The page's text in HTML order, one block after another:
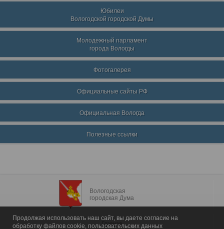
Юбилеи
Вологодской городской Думы
Молодежный парламент
города Вологды
Фотогалерея
Официальные сайты РФ
Официальная Вологда
Полезные ссылки
Вологодская
городская Дума
Главная
Продолжая использовать наш сайт, вы даете согласие на
обработку файлов cookie, пользовательских данных